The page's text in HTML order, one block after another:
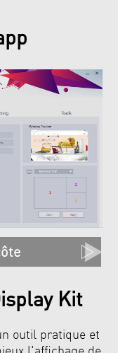
Kit
outil pratique et
l'affichage de